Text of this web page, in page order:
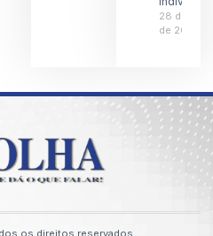
28 de
de 2026
os direitos reservados.